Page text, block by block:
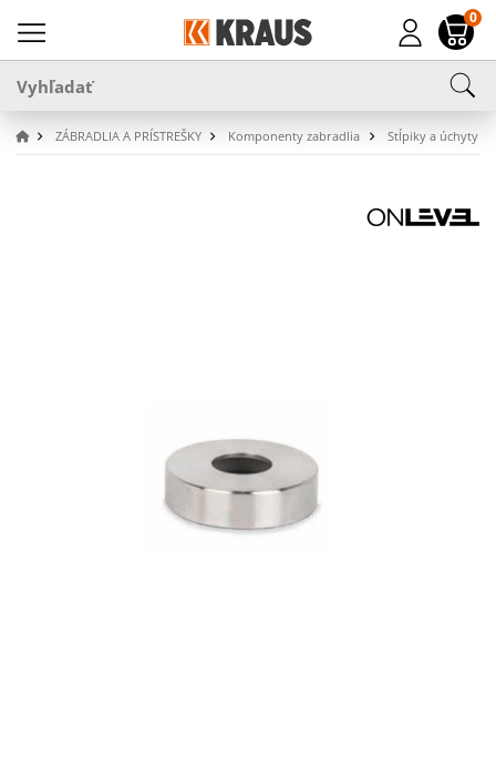
0
ZÁBRADLIA A PRÍSTREŠKY Komponenty zabradlia Stĺpiky a úchyty